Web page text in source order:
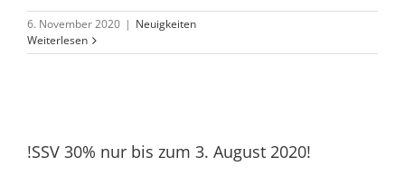
6. November 2020 | Neuigkeiten
Weiterlesen
!SSV 30% nur bis zum 3. August 2020!